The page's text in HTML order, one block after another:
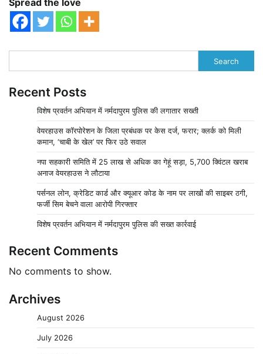
Spread the love
Search
Recent Posts
विशेष प्रवर्तन अभियान में नर्मदापुरम पुलिस की लगातार सख्ती
वेयरहाउस कॉरपोरेशन के जिला प्रबंधक पर केस दर्ज, फरार; क्लर्क को मिली
कमान, ‘चाबी के खेल’ पर फिर उठे सवाल
नपा सहकारी समिति में 25 लाख से अधिक का गेहूं सड़ा, 5,700 क्विंटल खराब
अनाज वेयरहाउस ने लौटाया
पर्सनल लोन, क्रेडिट कार्ड और क्यूआर कोड के नाम पर लाखों की साइबर ठगी,
फर्जी सिम बेचने वाला आरोपी गिरफ्तार
विशेष प्रवर्तन अभियान में नर्मदापुरम पुलिस की सख्त कार्रवाई
Recent Comments
No comments to show.
Archives
August 2026
July 2026